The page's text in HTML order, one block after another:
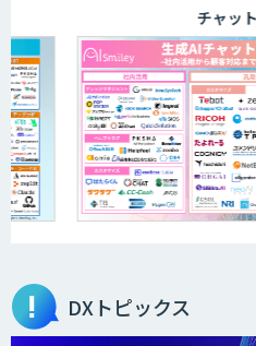
ELYZA
JAPAN AI
チャットボ
DXトピックス